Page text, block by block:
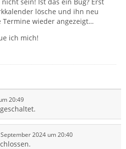
lösche und ihn neu
Termine wieder angezeigt…
ich mich!
20:49
2024 um 20:40